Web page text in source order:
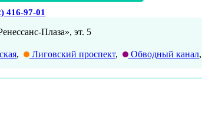
416-97-01
Плаза», эт. 5
, Лиговский проспект, Обводный канал,